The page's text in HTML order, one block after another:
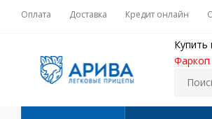
Оплата Доставка Кредит онлайн
Фаркоп